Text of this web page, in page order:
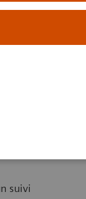
et de suivi des
suivi